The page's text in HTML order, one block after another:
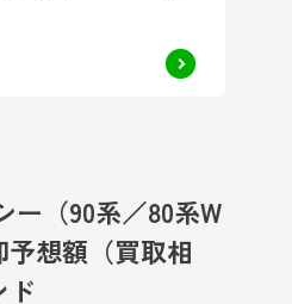
ー（90系／80系W
想額（買取相
ド